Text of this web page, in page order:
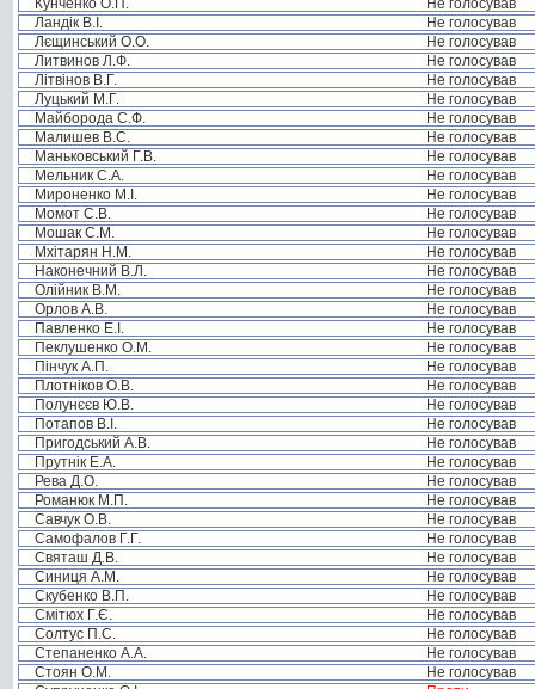
Кунченко О.П.
Не голосував
Ландік В.І.
Не голосував
Лєщинський О.О.
Не голосував
Литвинов Л.Ф.
Не голосував
Літвінов В.Г.
Не голосував
Луцький М.Г.
Не голосував
Майборода С.Ф.
Не голосував
Малишев В.С.
Не голосував
Маньковський Г.В.
Не голосував
Мельник С.А.
Не голосував
Мироненко М.І.
Не голосував
Момот С.В.
Не голосував
Мошак С.М.
Не голосував
Мхітарян Н.М.
Не голосував
Наконечний В.Л.
Не голосував
Олійник В.М.
Не голосував
Орлов А.В.
Не голосував
Павленко Е.І.
Не голосував
Пеклушенко О.М.
Не голосував
Пінчук А.П.
Не голосував
Плотніков О.В.
Не голосував
Полунєєв Ю.В.
Не голосував
Потапов В.І.
Не голосував
Пригодський А.В.
Не голосував
Прутнік Е.А.
Не голосував
Рева Д.О.
Не голосував
Романюк М.П.
Не голосував
Савчук О.В.
Не голосував
Самофалов Г.Г.
Не голосував
Святаш Д.В.
Не голосував
Синиця А.М.
Не голосував
Скубенко В.П.
Не голосував
Смітюх Г.Є.
Не голосував
Солтус П.С.
Не голосував
Степаненко А.А.
Не голосував
Стоян О.М.
Не голосував